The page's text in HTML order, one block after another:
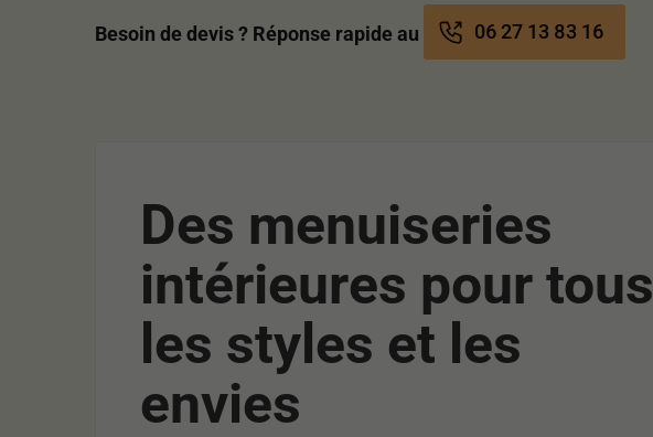
Besoin de devis ? Réponse rapide au 06 27 13 83 16
Des menuiseries
intérieures pour tous
les styles et les
envies